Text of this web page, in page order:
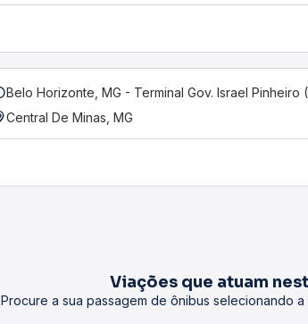
Belo Horizonte, MG - Terminal Gov. Israel Pinheiro
Central De Minas, MG
Viações que atuam
Procure a sua passagem de ônibus selecionando